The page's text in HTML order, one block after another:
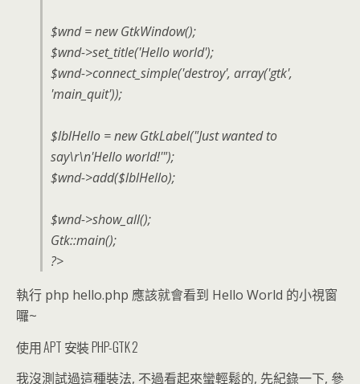
$wnd = new GtkWindow();
$wnd->set_title('Hello world');
$wnd->connect_simple('destroy', array('gtk',
'main_quit'));
$lblHello = new GtkLabel("Just wanted to
say\r\n'Hello world!'");
$wnd->add($lblHello);
$wnd->show_all();
Gtk::main();
?>
執行 php hello.php 應該就會看到 Hello World 的小視窗
囉~
使用 APT 安裝 PHP-GTK 2
我沒測試過這種裝法, 不過看起來蠻輕鬆的, 先紀錄一下, 參